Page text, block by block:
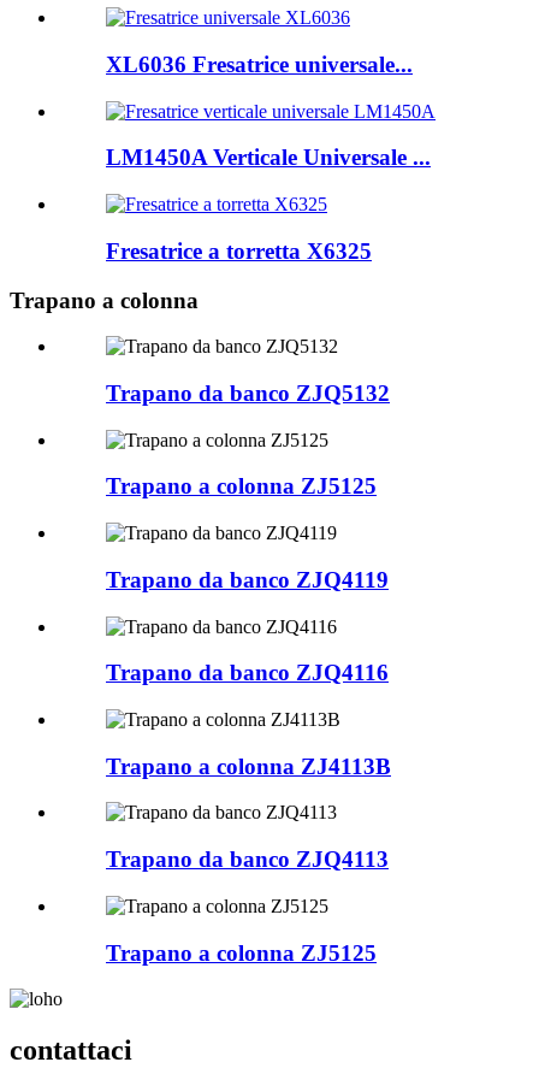
XL6036 Fresatrice universale...
LM1450A Verticale Universale ...
Fresatrice a torretta X6325
Trapano a colonna
Trapano da banco ZJQ5132
Trapano a colonna ZJ5125
Trapano da banco ZJQ4119
Trapano da banco ZJQ4116
Trapano a colonna ZJ4113B
Trapano da banco ZJQ4113
Trapano a colonna ZJ5125
contattaci